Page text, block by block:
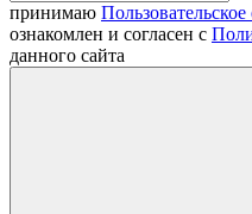
принимаю
ознакомлен и согласен с
данного сайта